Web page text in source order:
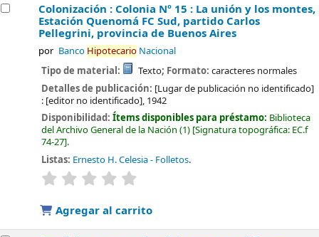
Colonización : Colonia Nº 15 : La unión y los montes,
Estación Quenomá FC Sud, partido Carlos
Pellegrini, provincia de Buenos Aires
por Banco HipotecarioNacional
Tipo de material: Texto; Formato: caracteres normales
Detalles de publicación: [Lugar de publicación no identificado]
: [editor no identificado], 1942
Disponibilidad:Ítems disponibles para préstamo: Biblioteca
del Archivo General de la Nación (1) Signatura topográfica: EC.f
74-27 .
Listas: Ernesto H. Celesia - Folletos.
valoración
Agregar al carrito